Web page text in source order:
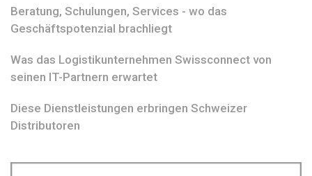
Beratung, Schulungen, Services - wo das
Geschäftspotenzial brachliegt
Was das Logistikunternehmen Swissconnect von
seinen IT-Partnern erwartet
Diese Dienstleistungen erbringen Schweizer
Distributoren